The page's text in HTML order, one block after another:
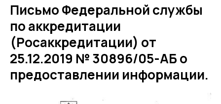
Письмо Федеральной службы
по аккредитации
(Росаккредитации) от
25.12.2019 № 30896/05-АБ о
предоставлении информации.